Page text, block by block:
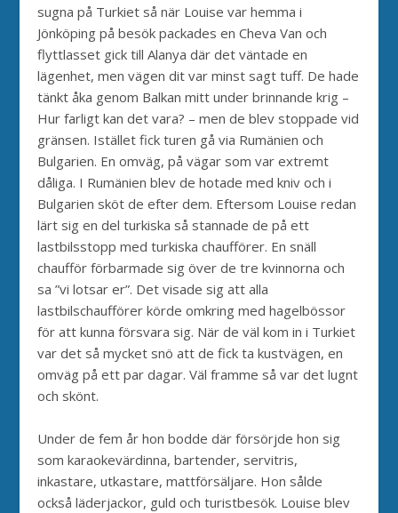
sugna på Turkiet så när Louise var hemma i
Jönköping på besök packades en Cheva Van och
flyttlasset gick till Alanya där det väntade en
lägenhet, men vägen dit var minst sagt tuff. De hade
tänkt åka genom Balkan mitt under brinnande krig –
Hur farligt kan det vara? – men de blev stoppade vid
gränsen. Istället fick turen gå via Rumänien och
Bulgarien. En omväg, på vägar som var extremt
dåliga. I Rumänien blev de hotade med kniv och i
Bulgarien sköt de efter dem. Eftersom Louise redan
lärt sig en del turkiska så stannade de på ett
lastbilsstopp med turkiska chaufförer. En snäll
chaufför förbarmade sig över de tre kvinnorna och
sa ”vi lotsar er”. Det visade sig att alla
lastbilschaufförer körde omkring med hagelbössor
för att kunna försvara sig. När de väl kom in i Turkiet
var det så mycket snö att de fick ta kustvägen, en
omväg på ett par dagar. Väl framme så var det lugnt
och skönt.
Under de fem år hon bodde där försörjde hon sig
som karaokevärdinna, bartender, servitris,
inkastare, utkastare, mattförsäljare. Hon sålde
också läderjackor, guld och turistbesök. Louise blev